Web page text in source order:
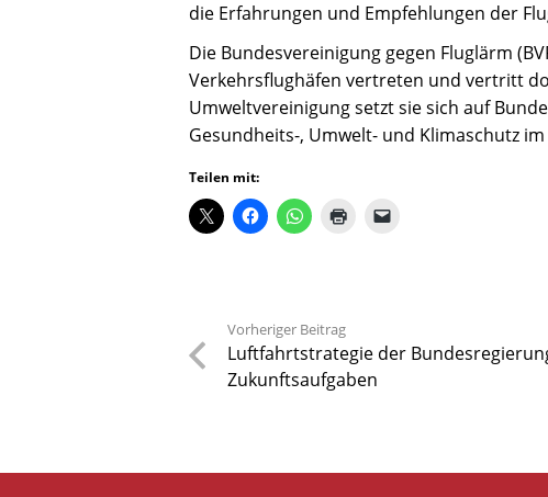
die Erfahrungen und Empfehlungen der
Die Bundesvereinigung gegen Fluglärm
Verkehrsflughäfen vertreten und vertritt
Umweltvereinigung setzt sie sich auf
Gesundheits-, Umwelt- und Klimaschutz
Teilen mit:
Vorheriger Beitrag
Luftfahrtstrategie der
Zukunftsaufgaben